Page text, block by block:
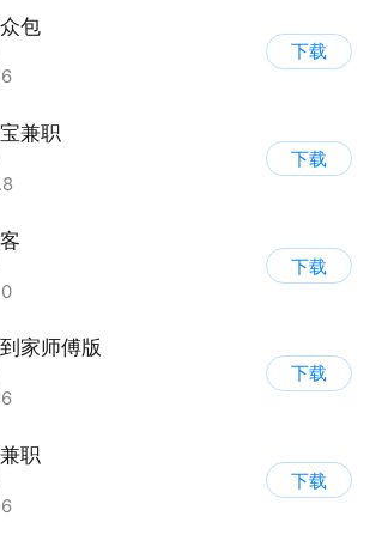
包
下载
兼职
下载
下载
家师傅版
下载
职
下载